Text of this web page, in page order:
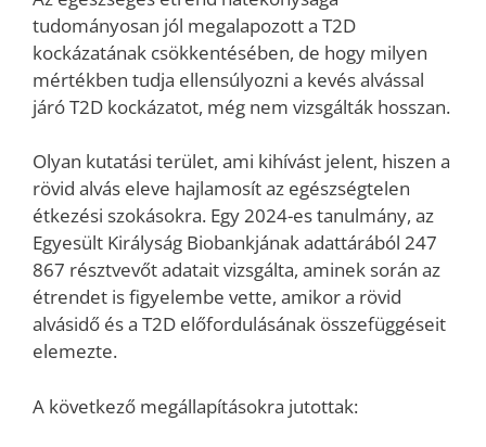
tudományosan jól megalapozott a T2D
kockázatának csökkentésében, de hogy milyen
mértékben tudja ellensúlyozni a kevés alvással
járó T2D kockázatot, még nem vizsgálták hosszan.
Olyan kutatási terület, ami kihívást jelent, hiszen a
rövid alvás eleve hajlamosít az egészségtelen
étkezési szokásokra. Egy 2024-es tanulmány, az
Egyesült Királyság Biobankjának adattárából 247
867 résztvevőt adatait vizsgálta, aminek során az
étrendet is figyelembe vette, amikor a rövid
alvásidő és a T2D előfordulásának összefüggéseit
elemezte.
A következő megállapításokra jutottak: